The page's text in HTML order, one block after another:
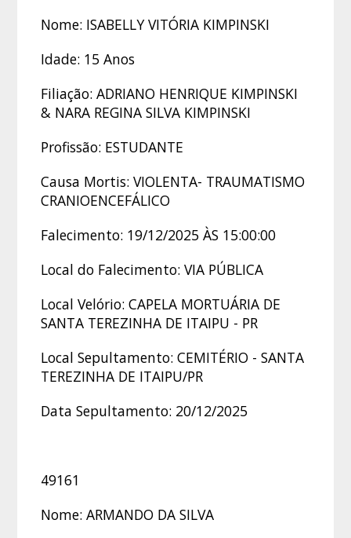
Nome: ISABELLY VITÓRIA KIMPINSKI
Idade: 15 Anos
Filiação: ADRIANO HENRIQUE KIMPINSKI
& NARA REGINA SILVA KIMPINSKI
Profissão: ESTUDANTE
Causa Mortis: VIOLENTA- TRAUMATISMO
CRANIOENCEFÁLICO
Falecimento: 19/12/2025 ÀS 15:00:00
Local do Falecimento: VIA PÚBLICA
Local Velório: CAPELA MORTUÁRIA DE
SANTA TEREZINHA DE ITAIPU - PR
Local Sepultamento: CEMITÉRIO - SANTA
TEREZINHA DE ITAIPU/PR
Data Sepultamento: 20/12/2025
49161
Nome: ARMANDO DA SILVA